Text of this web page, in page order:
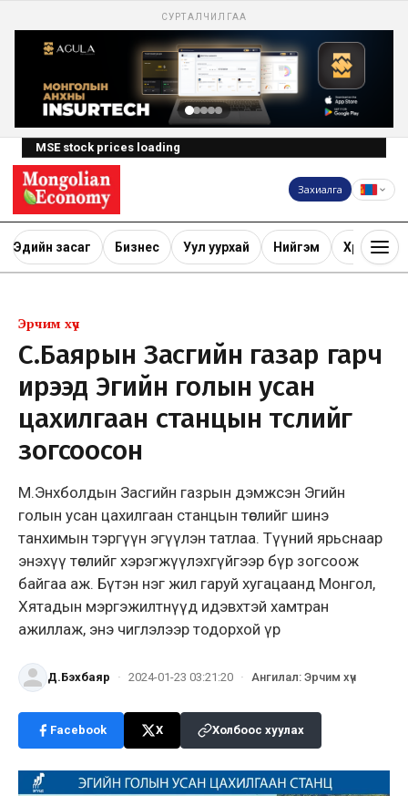
СУРТАЛЧИЛГАА
MSE stock prices loading
Захиалга
Эдийн засаг Бизнес Уул уурхай Нийгэм Хөрөнгө
Эрчим хүч
С.Баярын Засгийн газар гарч
ирээд Эгийн голын усан
цахилгаан станцын төслийг
зогсоосон
М.Энхболдын Засгийн газрын дэмжсэн Эгийн
голын усан цахилгаан станцын төслийг шинэ
танхимын тэргүүн эгүүлэн татлаа. Түүний ярьснаар
энэхүү төслийг хэрэгжүүлэхгүйгээр бүр зогсоож
байгаа аж. Бүтэн нэг жил гаруй хугацаанд Монгол,
Хятадын мэргэжилтнүүд идэвхтэй хамтран
ажиллаж, энэ чиглэлээр тодорхой үр
Д.Бэхбаяр · 2024-01-23 03:21:20 · Ангилал: Эрчим хүч
Facebook X Холбоос хуулах